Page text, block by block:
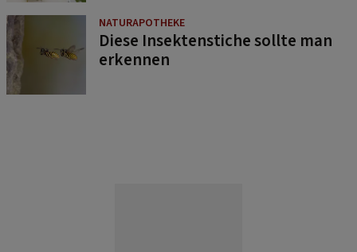
NATURAPOTHEKE
Diese Insektenstiche sollte man
erkennen